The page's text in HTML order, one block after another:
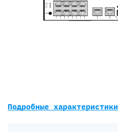
Подробные характеристики